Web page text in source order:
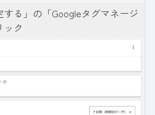
る」の「Googleタグマネージ
ック